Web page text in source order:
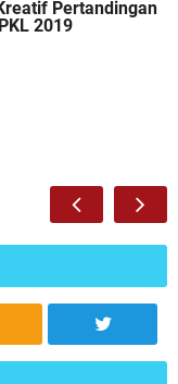
Pertandingan
2019